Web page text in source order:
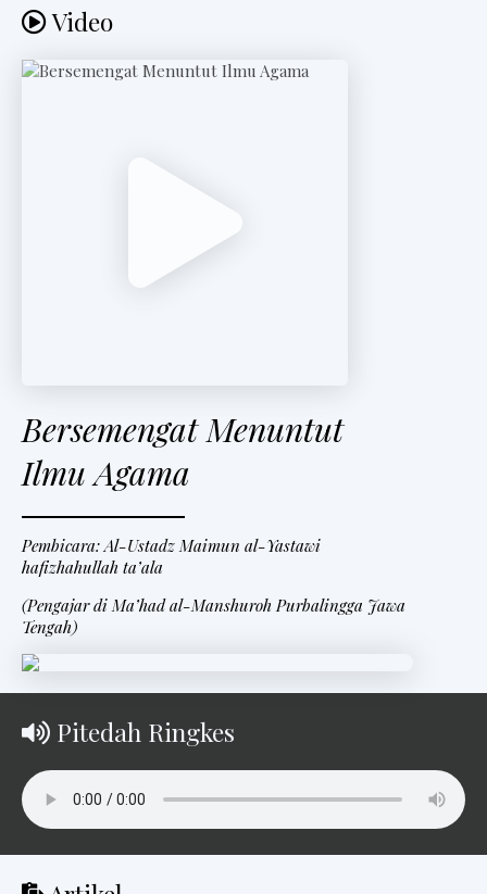
Video
Bersemengat Menuntut
Ilmu Agama
Pembicara: Al-Ustadz Maimun al-Yastawi
hafizhahullah ta’ala
(Pengajar di Ma’had al-Manshuroh Purbalingga Jawa
Tengah)
Pitedah Ringkes